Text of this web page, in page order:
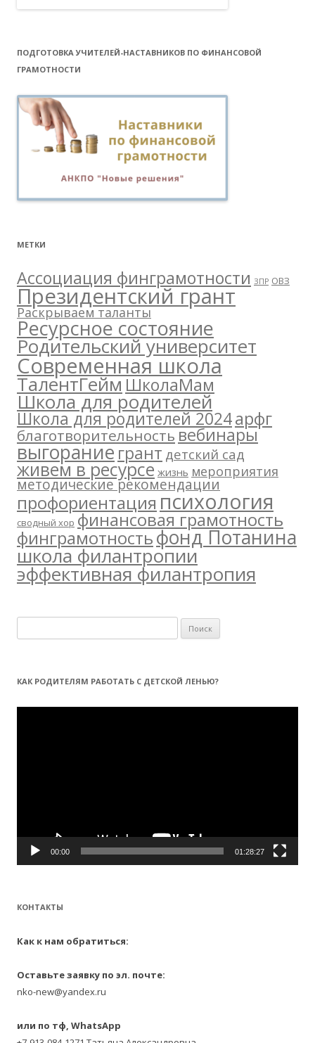
ПОДГОТОВКА УЧИТЕЛЕЙ-НАСТАВНИКОВ ПО ФИНАНСОВОЙ
ГРАМОТНОСТИ
МЕТКИ
Ассоциация финграмотности ЗПР ОВЗ
Президентский грант
Раскрываем таланты
Ресурсное состояние
Родительский университет
Современная школа
ТалентГеймШколаМам
Школа для родителей
Школа для родителей 2024арфг
благотворительностьвебинары
выгораниегрант детский сад
живем в ресурсе жизнь мероприятия
методические рекомендации
профориентация психология
сводный хор финансовая грамотность
финграмотностьфонд Потанина
школа филантропии
эффективная филантропия
а
т
:
КАК РОДИТЕЛЯМ РАБОТАТЬ С ДЕТСКОЙ ЛЕНЬЮ?
Видеоплеер
00:00 01:28:27
КОНТАКТЫ
Как к нам обратиться:
Оставьте заявку по эл. почте:
nko-new@yandex.ru
или по тф, WhatsApp